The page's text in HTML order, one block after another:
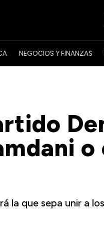
NEGOCIOS Y FINANZAS
o
la que sepa unir a